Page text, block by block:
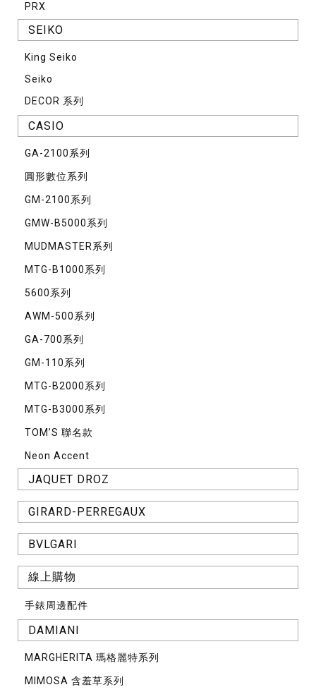
PRX
SEIKO
King Seiko
Seiko
DECOR 系列
CASIO
GA-2100系列
圓形數位系列
GM-2100系列
GMW-B5000系列
MUDMASTER系列
MTG-B1000系列
5600系列
AWM-500系列
GA-700系列
GM-110系列
MTG-B2000系列
MTG-B3000系列
TOM’S 聯名款
Neon Accent
JAQUET DROZ
GIRARD-PERREGAUX
BVLGARI
線上購物
手錶周邊配件
DAMIANI
MARGHERITA 瑪格麗特系列
MIMOSA 含羞草系列